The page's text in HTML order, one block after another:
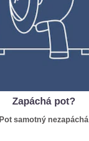
Zapáchá pot?
Pot samotný nezapáchá